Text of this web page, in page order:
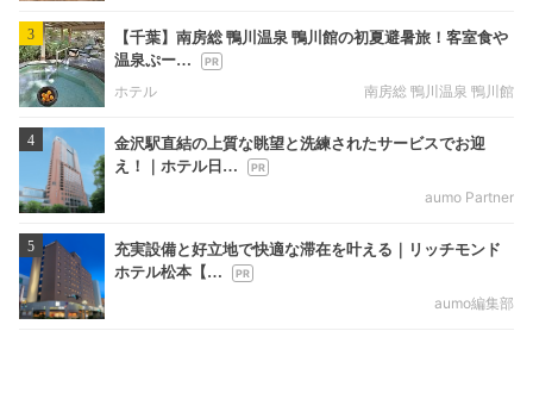
3
【千葉】南房総 鴨川温泉 鴨川館の初夏避暑旅！客室食や
温泉ぷー…
ホテル
南房総 鴨川温泉 鴨川館
4
金沢駅直結の上質な眺望と洗練されたサービスでお迎
え！｜ホテル日…
aumo Partner
5
充実設備と好立地で快適な滞在を叶える｜リッチモンド
ホテル松本【…
aumo編集部